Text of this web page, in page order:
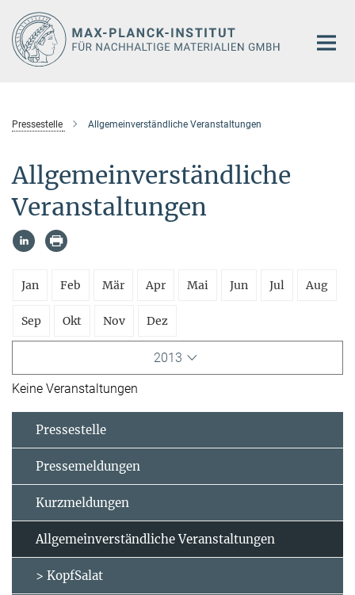
Hauptinhalt
Pressestelle Allgemeinverständliche Veranstaltungen
Allgemeinverständliche
Veranstaltungen
Jan Feb Mär Apr Mai Jun Jul Aug
Sep Okt Nov Dez
2013
Keine Veranstaltungen
Pressestelle
Pressemeldungen
Kurzmeldungen
Allgemeinverständliche Veranstaltungen
> KopfSalat